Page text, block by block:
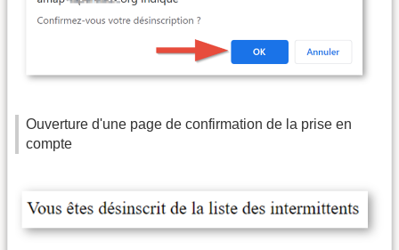
Ouverture d'une page de confirmation de la prise en
compte